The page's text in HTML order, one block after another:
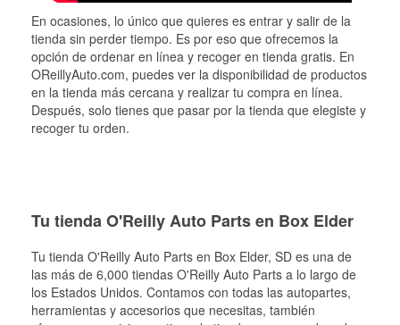
En ocasiones, lo único que quieres es entrar y salir de la
tienda sin perder tiempo. Es por eso que ofrecemos la
opción de ordenar en línea y recoger en tienda gratis. En
OReillyAuto.com, puedes ver la disponibilidad de productos
en la tienda más cercana y realizar tu compra en línea.
Después, solo tienes que pasar por la tienda que elegiste y
recoger tu orden.
Tu tienda O'Reilly Auto Parts en Box Elder
Tu tienda O'Reilly Auto Parts en Box Elder, SD es una de
las más de 6,000 tiendas O'Reilly Auto Parts a lo largo de
los Estados Unidos. Contamos con todas las autopartes,
herramientas y accesorios que necesitas, también